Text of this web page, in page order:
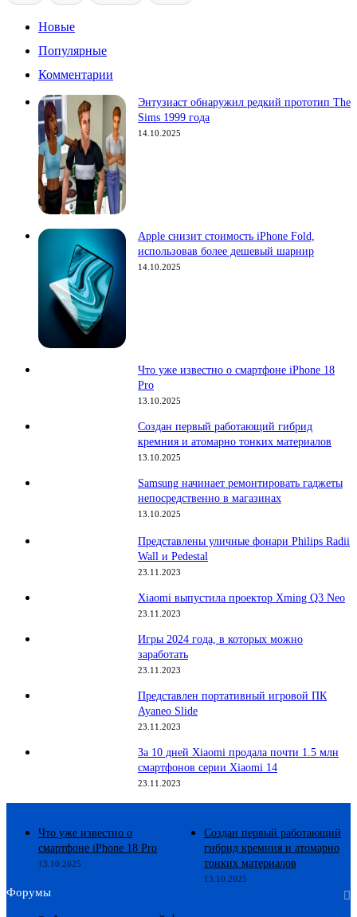
Новые
Популярные
Комментарии
Энтузиаст обнаружил редкий прототип The
Sims 1999 года
14.10.2025
Apple снизит стоимость iPhone Fold,
использовав более дешевый шарнир
14.10.2025
Что уже известно о смартфоне iPhone 18
Pro
13.10.2025
Создан первый работающий гибрид
кремния и атомарно тонких материалов
13.10.2025
Samsung начинает ремонтировать гаджеты
непосредственно в магазинах
13.10.2025
Представлены уличные фонари Philips Radii
Wall и Pedestal
23.11.2023
Xiaomi выпустила проектор Xming Q3 Neo
23.11.2023
Игры 2024 года, в которых можно
заработать
23.11.2023
Представлен портативный игровой ПК
Ayaneo Slide
23.11.2023
За 10 дней Xiaomi продала почти 1.5 млн
смартфонов серии Xiaomi 14
23.11.2023
Что уже известно о
смартфоне iPhone 18 Pro
13.10.2025
Создан первый работающий
гибрид кремния и атомарно
тонких материалов
13.10.2025
Форумы